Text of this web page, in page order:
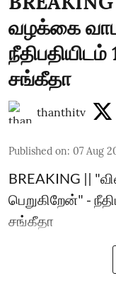
வழக்கை
நீதிபதியிடம்
சங்கீதா
thanthitv
Published on: 07 Aug
BREAKING ||
பெறுகிறேன்" -
சங்கீதா